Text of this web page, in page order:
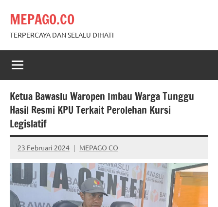
content
MEPAGO.CO
TERPERCAYA DAN SELALU DIHATI
Ketua Bawaslu Waropen Imbau Warga Tunggu
Hasil Resmi KPU Terkait Perolehan Kursi
Legislatif
23 Februari 2024 MEPAGO CO
No
comments